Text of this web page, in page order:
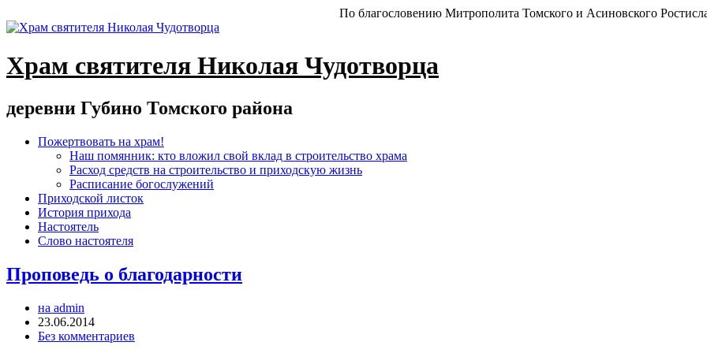
По благословению Митрополита Томского и Асиновского
Храм святителя Николая Чудотворца
деревни Губино Томского района
Пожертвовать на храм!
Наш помянник: кто вложил свой вклад в строительство храма
Расход средств на строительство и приходскую жизнь
Расписание богослужений
Приходской листок
История прихода
Настоятель
Слово настоятеля
Проповедь о благодарности
на admin
23.06.2014
Без комментариев